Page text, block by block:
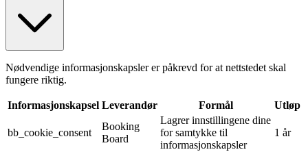
Nødvendige informasjonskapsler er påkrevd for at nettstedet skal
fungere riktig.
Informasjonskapsel Leverandør Formål Utløp
bb_cookie_consent
Booking
Board
Lagrer innstillingene dine
for samtykke til
informasjonskapsler
1 år